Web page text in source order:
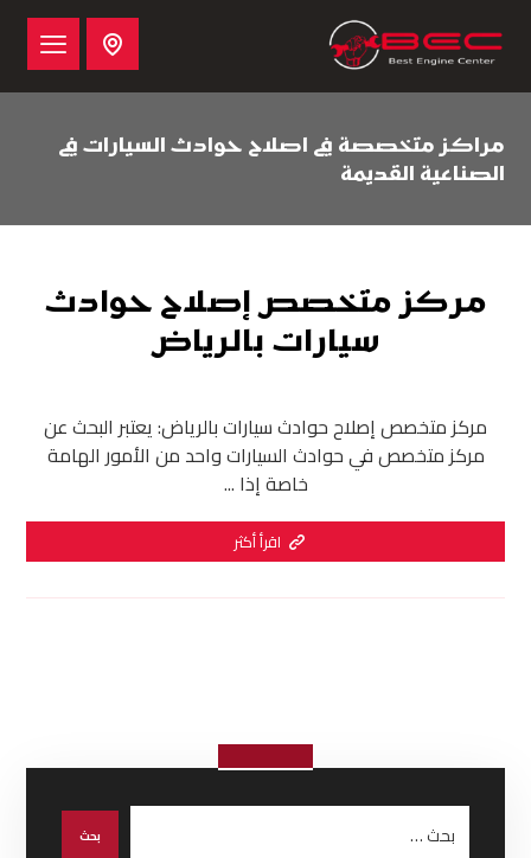
مراكز متخصصة في اصلاح حوادث السيارات في
الصناعية القديمة
مركز متخصص إصلاح حوادث
سيارات بالرياض
مركز متخصص إصلاح حوادث سيارات بالرياض: يعتبر البحث عن
مركز متخصص في حوادث السيارات واحد من الأمور الهامة
خاصة إذا ...
اقرأ أكثر